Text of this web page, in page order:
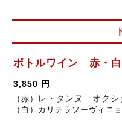
ボトルワイン 赤・白
3,850 円
（赤） レ・タンヌ オク
（白）カリテラソーヴィ